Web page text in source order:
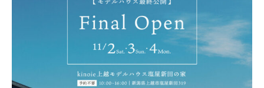
各種事業